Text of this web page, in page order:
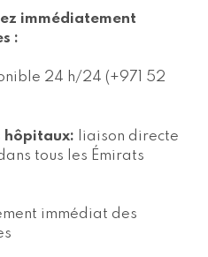
immédiatement
:
24 h/24 (+971 52
hôpitaux: liaison directe
tous les Émirats
immédiat des